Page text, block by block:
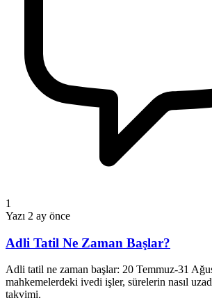
1
Yazı 2 ay önce
Adli Tatil Ne Zaman Başlar?
Adli tatil ne zaman başlar: 20 Temmuz-31
mahkemelerdeki ivedi işler, sürelerin nasıl
takvimi.